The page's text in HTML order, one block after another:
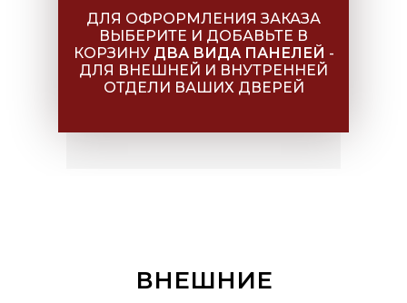
ДЛЯ ОФРОРМЛЕНИЯ ЗАКАЗА
ВЫБЕРИТЕ И ДОБАВЬТЕ В
КОРЗИНУ ДВА ВИДА ПАНЕЛЕЙ -
ДЛЯ ВНЕШНЕЙ И ВНУТРЕННЕЙ
ОТДЕЛИ ВАШИХ ДВЕРЕЙ
ВНЕШНИЕ